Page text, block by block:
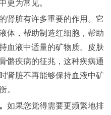
更为常见。
肾脏有许多重要的作用。它
体，帮助制造红细胞，帮助
血液中适量的矿物质。皮肤
骼疾病的征兆，这种疾病通
肾脏不再能够保持血液中矿
。
如果您觉得需要更频繁地排